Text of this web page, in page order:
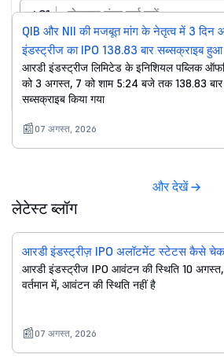
+91
अभी निवेश करें
आगे बढ़ने पर, आप सभी से सहमत हैं
QIB और NII की मजबूत मांग के नेतृत्व में 3 दिन
इंडस्ट्रीज का IPO 138.83 बार सब्सक्राइब हुआ
आरडी इंडस्ट्रीज लिमिटेड के इनिशियल पब्लिक
को 3 अगस्त, 7 को शाम 5:24 बजे तक 138.83 बार
सब्सक्राइब किया गया
07 अगस्त, 2026
और देखें
लेटेस्ट ब्लॉग
आरडी इंडस्ट्रीज़ IPO अलॉटमेंट स्टेटस कैसे
आरडी इंडस्ट्रीज IPO आवंटन की स्थिति 10
वर्तमान में, आवंटन की स्थिति नहीं है
07 अगस्त, 2026